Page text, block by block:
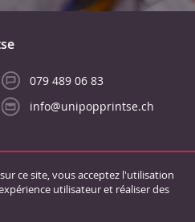
079 489 06 83
info@unipopprintse.ch
ce site, vous acceptez l'utilisation
utilisateur et réaliser des